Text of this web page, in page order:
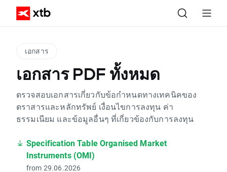
เอกสาร
เอกสาร PDF ทั้งหมด
ตรวจสอบเอกสารเกี่ยวกับข้อกำหนดทางเทคนิคของ
ตราสารและหลักทรัพย์ เงื่อนไขการลงทุน ค่า
ธรรมเนียม และข้อมูลอื่นๆ ที่เกี่ยวข้องกับการลงทุน
Specification Table Organised Market
Instruments (OMI)
from 29.06.2026